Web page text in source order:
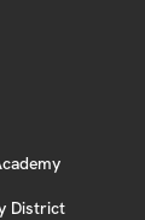
District